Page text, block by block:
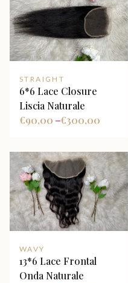
STRAIGHT
6*6 Lace Closure
Liscia Naturale
90,00
€ – 300,00
€
WAVY
13*6 Lace Frontal
Onda Naturale